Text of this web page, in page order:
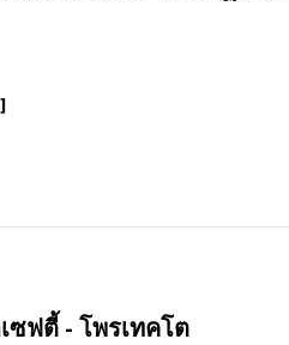
ซฟตี้ - โพรเทคโต